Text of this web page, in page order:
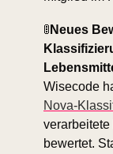
🚦 Neues
Wisecode
Nova-
bewertet.